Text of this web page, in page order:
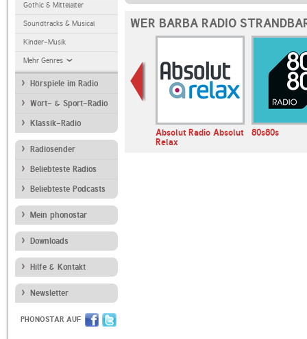
Gothic & Mittelalter
Soundtracks & Musical
Kinder-Musik
Mehr Genres
Hörspiele im Radio
Wort- & Sport-Radio
Klassik-Radio
Radiosender
Beliebteste Radios
Beliebteste Podcasts
Mein phonostar
Downloads
Hilfe & Kontakt
Newsletter
PHONOSTAR AUF
WER BARBA RADIO
N-JOY
Absolut Radio Absolut
Relax
80s80s